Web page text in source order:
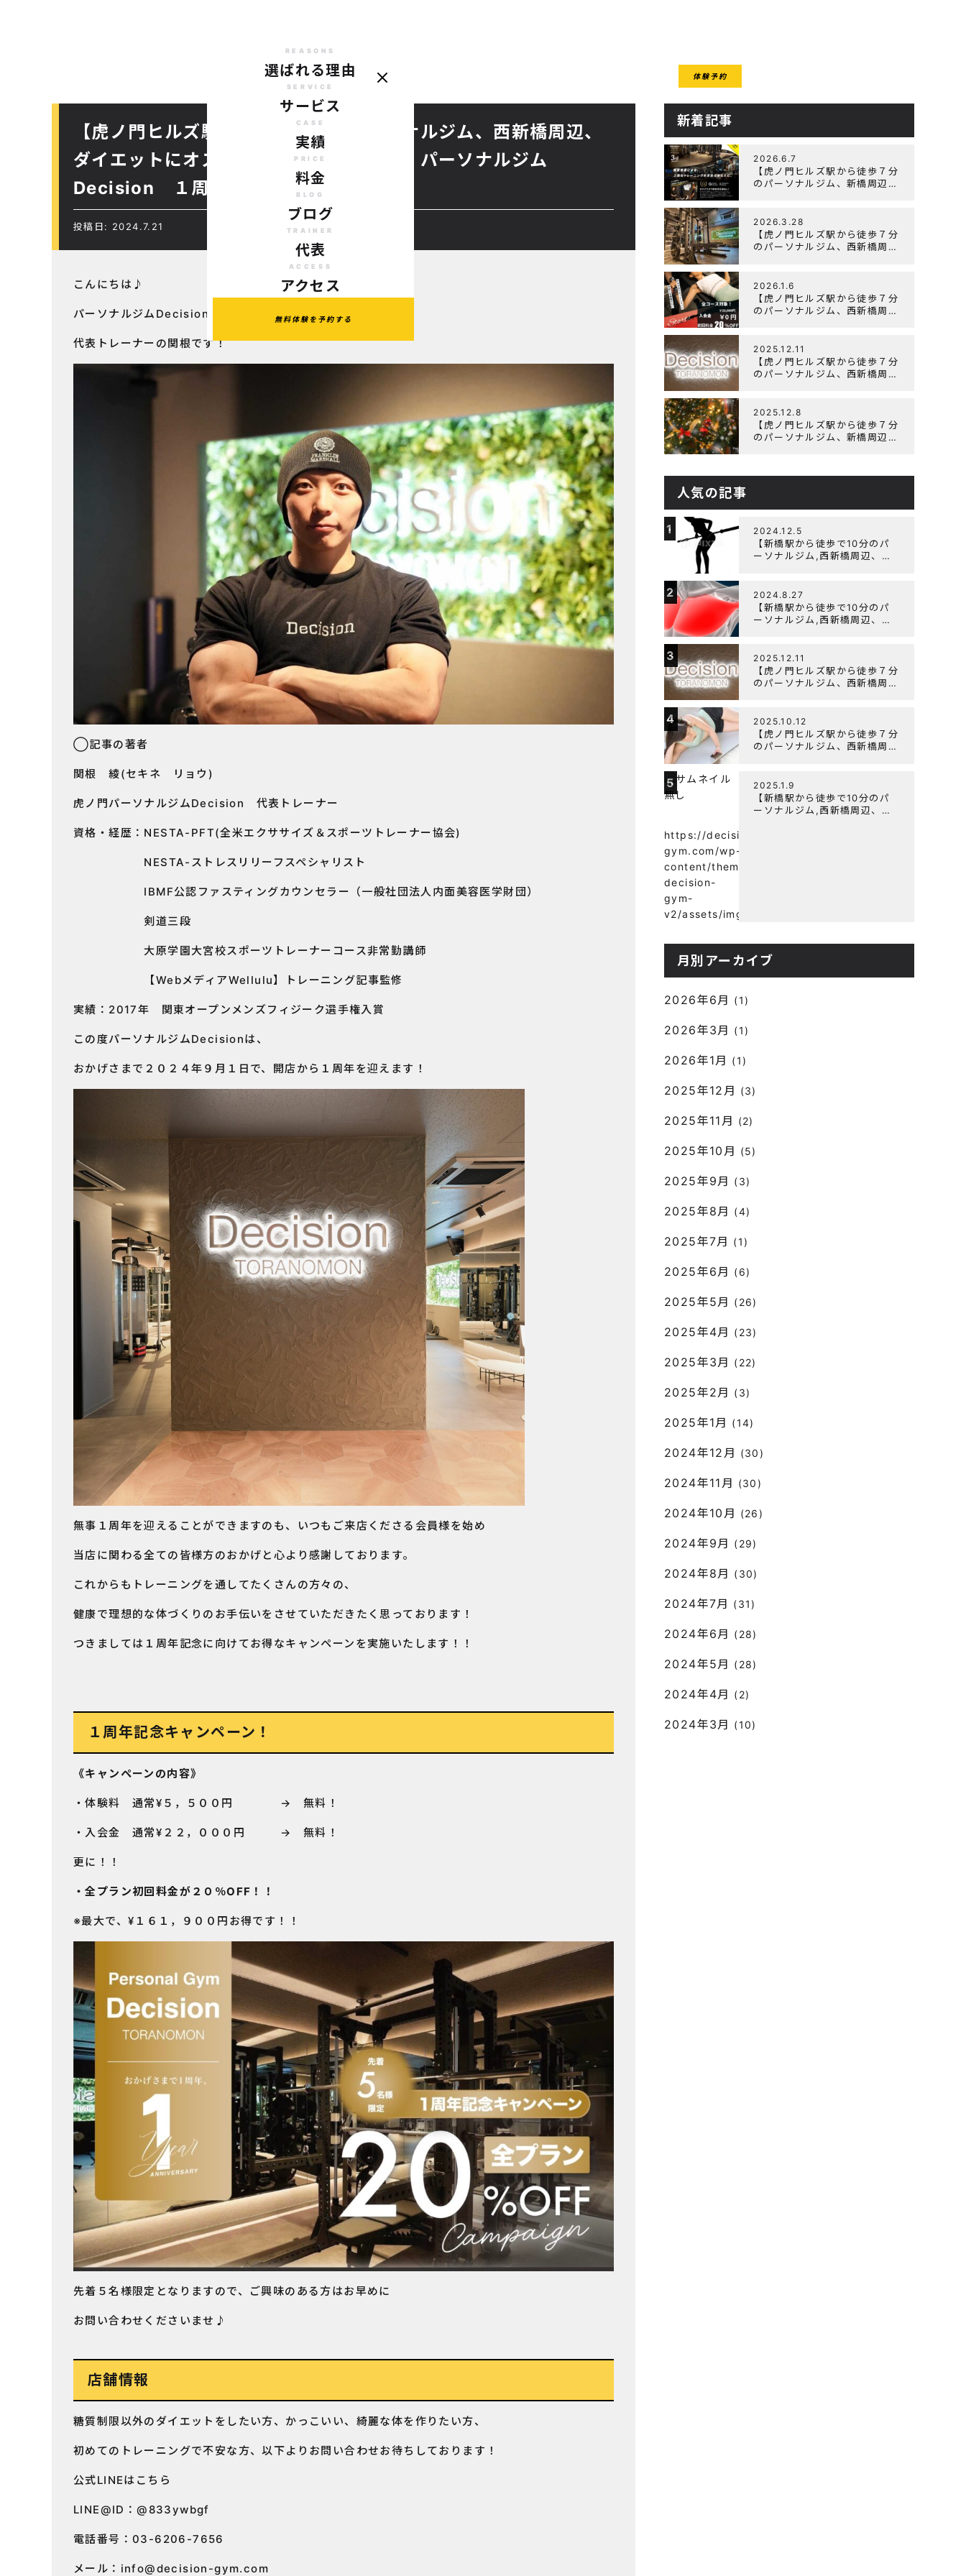
体験予約
REASONS
選ばれる理由
SERVICE
サービス
CASE
実績
PRICE
料金
BLOG
ブログ
TRAINER
代表
ACCESS
アクセス
無料体験を予約する
【虎ノ門ヒルズ駅から徒歩７分のパーソナルジム、西新橋周辺、
ダイエットにオススメのパーソナルジム】パーソナルジム
Decision １周年記念キャンペーン！！
投稿日: 2024.7.21
こんにちは♪
パーソナルジムDecision
代表トレーナーの関根です！
◯記事の著者
関根 綾(セキネ リョウ)
虎ノ門パーソナルジムDecision 代表トレーナー
資格・経歴：NESTA-PFT(全米エクササイズ＆スポーツトレーナー協会)
NESTA-ストレスリリーフスペシャリスト
IBMF公認ファスティングカウンセラー（一般社団法人内面美容医学財団）
剣道三段
大原学園大宮校スポーツトレーナーコース非常勤講師
【WebメディアWellulu】トレーニング記事監修
実績：2017年 関東オープンメンズフィジーク選手権入賞
この度パーソナルジムDecisionは、
おかげさまで２０２４年９月１日で、開店から１周年を迎えます！
無事１周年を迎えることができますのも、いつもご来店くださる会員様を始め
当店に関わる全ての皆様方のおかげと心より感謝しております。
これからもトレーニングを通してたくさんの方々の、
健康で理想的な体づくりのお手伝いをさせていただきたく思っております！
つきましては１周年記念に向けてお得なキャンペーンを実施いたします！！
１周年記念キャンペーン！
《キャンペーンの内容》
・体験料 通常¥５，５００円 → 無料！
・入会金 通常¥２２，０００円 → 無料！
更に！！
・全プラン初回料金が２０％OFF！！
※最大で、¥１６１，９００円お得です！！
先着５名様限定となりますので、ご興味のある方はお早めに
お問い合わせくださいませ♪
店舗情報
糖質制限以外のダイエットをしたい方、かっこいい、綺麗な体を作りたい方、
初めてのトレーニングで不安な方、以下よりお問い合わせお待ちしております！
公式LINEはこちら
LINE@ID：@833ywbgf
電話番号：03-6206-7656
メール： info@decision-gym.com
新着記事
2026.6.7
【虎ノ門ヒルズ駅から徒歩７分
のパーソナルジム、新橋周辺、
ペーン』実施中！
2026.3.28
【虎ノ門ヒルズ駅から徒歩７分
のパーソナルジム、西新橋周
トレーニング記事の監修をしま
した
2026.1.6
【虎ノ門ヒルズ駅から徒歩７分
のパーソナルジム、西新橋周
ャンペーン実施します！
2025.12.11
【虎ノ門ヒルズ駅から徒歩７分
のパーソナルジム、西新橋周
について
2025.12.8
【虎ノ門ヒルズ駅から徒歩７分
のパーソナルジム、新橋周辺、
ーン実施中です！
人気の記事
1 2024.12.5
【新橋駅から徒歩で10分のパ
ーソナルジム,西新橋周辺、虎
者編】胸トレで背中が筋肉痛に
なるのはなぜか？
2 2024.8.27
【新橋駅から徒歩で10分のパ
ーソナルジム,西新橋周辺、虎
よく鍛えるメニュー構成につい
て
3 2025.12.11
【虎ノ門ヒルズ駅から徒歩７分
のパーソナルジム、西新橋周
について
4 2025.10.12
【虎ノ門ヒルズ駅から徒歩７分
のパーソナルジム、西新橋周
ちる！？『可逆性の原理』と
は？
5
https://decision-
gym.com/wp-
content/themes/wp-
decision-
gym-
v2/assets/img/
2025.1.9
【新橋駅から徒歩で10分のパ
ーソナルジム,西新橋周辺、虎
月別アーカイブ
2026年6月 (1)
2026年3月 (1)
2026年1月 (1)
2025年12月 (3)
2025年11月 (2)
2025年10月 (5)
2025年9月 (3)
2025年8月 (4)
2025年7月 (1)
2025年6月 (6)
2025年5月 (26)
2025年4月 (23)
2025年3月 (22)
2025年2月 (3)
2025年1月 (14)
2024年12月 (30)
2024年11月 (30)
2024年10月 (26)
2024年9月 (29)
2024年8月 (30)
2024年7月 (31)
2024年6月 (28)
2024年5月 (28)
2024年4月 (2)
2024年3月 (10)